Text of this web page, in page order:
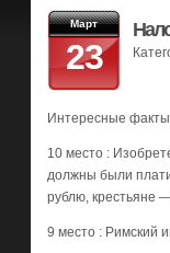
Март
23
Интересные факты
10 место :
должны были
рублю, крестьяне
9 место : Римский